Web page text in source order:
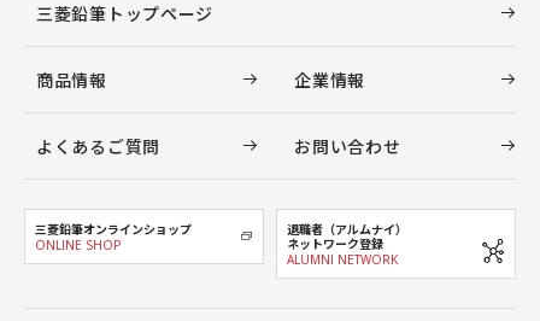
三菱鉛筆トップページ
商品情報 企業情報
よくあるご質問 お問い合わせ
三菱鉛筆オンラインショップ
ONLINE SHOP
退職者（アルムナイ）
ネットワーク登録
ALUMNI NETWORK